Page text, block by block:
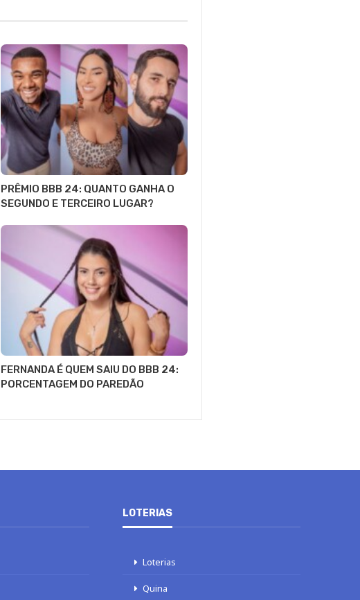
PRÊMIO BBB 24: QUANTO GANHA O
SEGUNDO E TERCEIRO LUGAR?
FERNANDA É QUEM SAIU DO BBB 24:
PORCENTAGEM DO PAREDÃO
LOTERIAS
Loterias
Quina